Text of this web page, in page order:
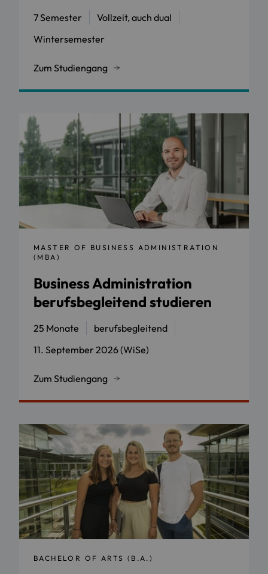
7 Semester
Vollzeit, auch dual
Wintersemester
Zum Studiengang
MASTER OF BUSINESS ADMINISTRATION
(MBA)
Business Administration
berufsbegleitend studieren
25 Monate
berufsbegleitend
11. September 2026 (WiSe)
Zum Studiengang
BACHELOR OF ARTS (B.A.)